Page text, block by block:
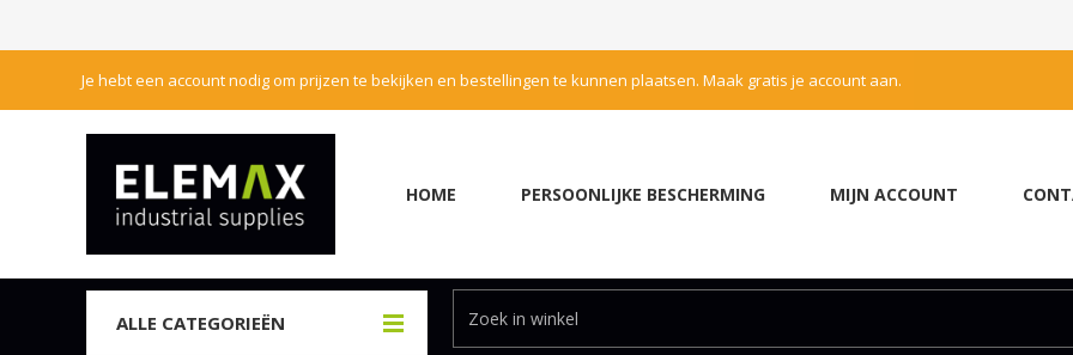
Je hebt een account nodig om prijzen te bekijken en bestellingen te kunnen plaatsen. Maak gratis je account aan.
HOME PERSOONLIJKE BESCHERMING MIJN ACCOUNT
ALLE CATEGORIEËN